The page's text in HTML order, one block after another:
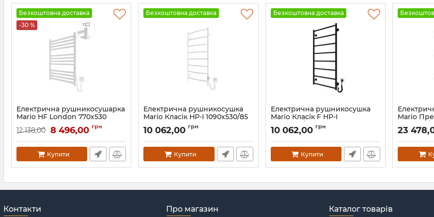
Безкоштовна доставка
-30 %
Електрична рушникосушарка
Mario HF London 770х530
Артикул:6.1.0102.06.WM
12 138,00 8 496,00 грн
Купити
Безкоштовна доставка
Електрична рушникосушка
Mario Класік НР-І 1090х530/85
TR К білий мат
Артикул:2.3.0117.10.P-WM
10 062,00 грн
Купити
Безкоштовна доставка
Електрична рушникосушка
Mario Класік F НР-I
1090х530/75 TR K чорний мат
Артикул:2.3.0705.10.Р-BM
10 062,00 грн
Купити
Mario
800х500/
Артикул:
23
Контакти Про магазин Каталог товарів